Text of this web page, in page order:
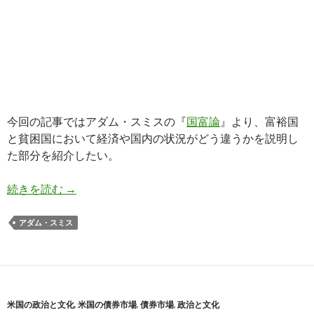
今回の記事ではアダム・スミスの『国富論 』より、富裕国
と貧困国において経済や国内の状況がどう違うかを説明し
た部分を紹介したい。
続きを読む アダム・スミスが説明する富裕国と貧困国の違い
→
アダム・スミス
米国の政治と文化, 米国の債券市場, 債券市場, 政治と文化